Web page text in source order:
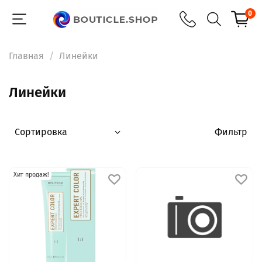
0
Главная Линейки
Линейки
Хит продаж!
Фильтр